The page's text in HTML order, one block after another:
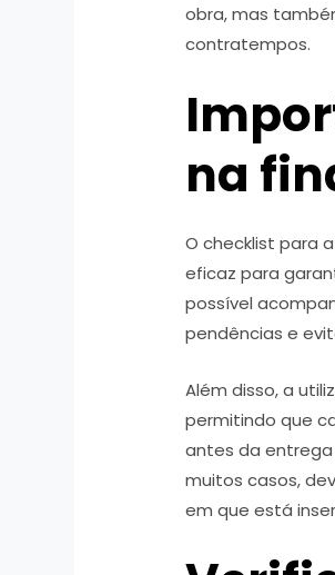
obra, mas
contratempos.
na
O checklist para
eficaz para
possível
pendências e
Além disso, a
permitindo que
antes da
muitos casos,
em que está